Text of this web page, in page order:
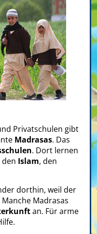
Privatschulen gibt
Madrasas. Das
. Dort lernen
Islam, den
dorthin, weil der
Manche Madrasas
an. Für arme